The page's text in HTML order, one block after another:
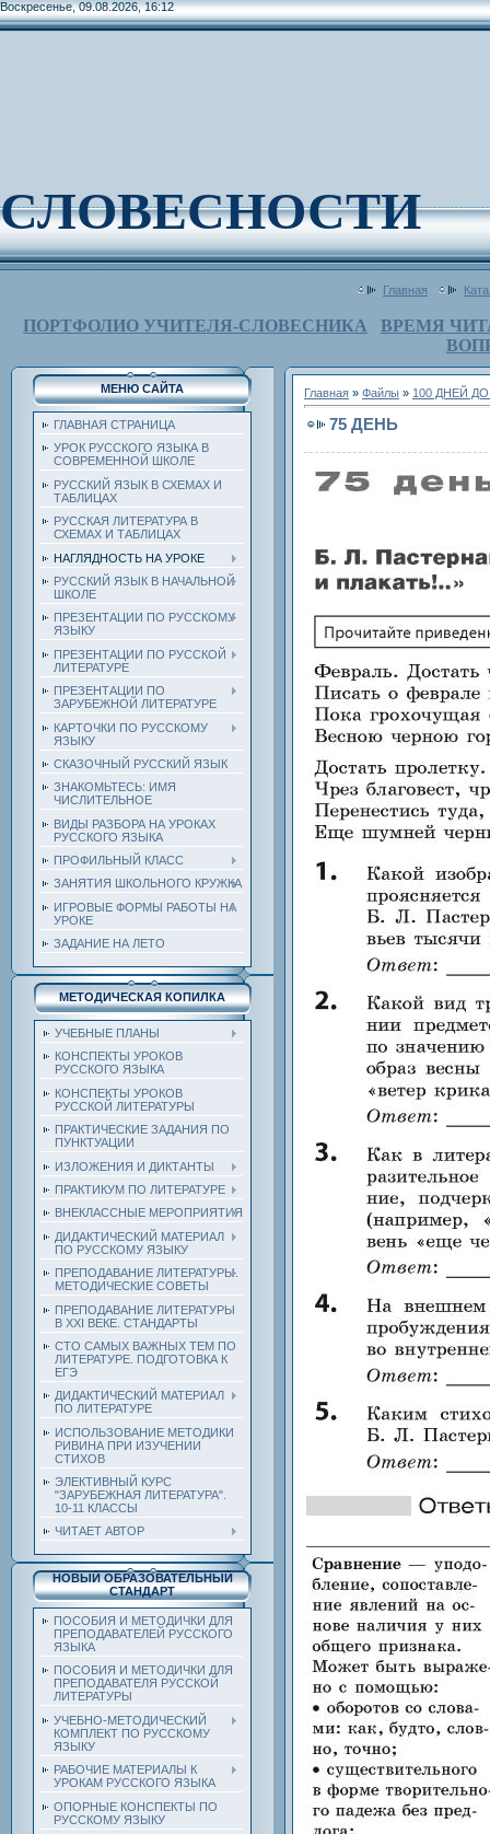
Воскресенье, 09.08.2026, 16:12
СЛОВЕСНОСТИ
Главная
ПОРТФОЛИО УЧИТЕЛЯ-СЛОВЕСНИКА
ВРЕМЯ
МЕНЮ САЙТА
ГЛАВНАЯ СТРАНИЦА
УРОК РУССКОГО ЯЗЫКА В
СОВРЕМЕННОЙ ШКОЛЕ
РУССКИЙ ЯЗЫК В СХЕМАХ И
ТАБЛИЦАХ
РУССКАЯ ЛИТЕРАТУРА В
СХЕМАХ И ТАБЛИЦАХ
НАГЛЯДНОСТЬ НА УРОКЕ
РУССКИЙ ЯЗЫК В НАЧАЛЬНОЙ
ШКОЛЕ
ПРЕЗЕНТАЦИИ ПО РУССКОМУ
ЯЗЫКУ
ПРЕЗЕНТАЦИИ ПО РУССКОЙ
ЛИТЕРАТУРЕ
ПРЕЗЕНТАЦИИ ПО
ЗАРУБЕЖНОЙ ЛИТЕРАТУРЕ
КАРТОЧКИ ПО РУССКОМУ
ЯЗЫКУ
СКАЗОЧНЫЙ РУССКИЙ ЯЗЫК
ЗНАКОМЬТЕСЬ: ИМЯ
ЧИСЛИТЕЛЬНОЕ
ВИДЫ РАЗБОРА НА УРОКАХ
РУССКОГО ЯЗЫКА
ПРОФИЛЬНЫЙ КЛАСС
ЗАНЯТИЯ ШКОЛЬНОГО КРУЖКА
ИГРОВЫЕ ФОРМЫ РАБОТЫ НА
УРОКЕ
ЗАДАНИЕ НА ЛЕТО
МЕТОДИЧЕСКАЯ КОПИЛКА
УЧЕБНЫЕ ПЛАНЫ
КОНСПЕКТЫ УРОКОВ
РУССКОГО ЯЗЫКА
КОНСПЕКТЫ УРОКОВ
РУССКОЙ ЛИТЕРАТУРЫ
ПРАКТИЧЕСКИЕ ЗАДАНИЯ ПО
ПУНКТУАЦИИ
ИЗЛОЖЕНИЯ И ДИКТАНТЫ
ПРАКТИКУМ ПО ЛИТЕРАТУРЕ
ВНЕКЛАССНЫЕ МЕРОПРИЯТИЯ
ДИДАКТИЧЕСКИЙ МАТЕРИАЛ
ПО РУССКОМУ ЯЗЫКУ
ПРЕПОДАВАНИЕ ЛИТЕРАТУРЫ.
МЕТОДИЧЕСКИЕ СОВЕТЫ
ПРЕПОДАВАНИЕ ЛИТЕРАТУРЫ
В XXI ВЕКЕ. СТАНДАРТЫ
СТО САМЫХ ВАЖНЫХ ТЕМ ПО
ЛИТЕРАТУРЕ. ПОДГОТОВКА К
ЕГЭ
ДИДАКТИЧЕСКИЙ МАТЕРИАЛ
ПО ЛИТЕРАТУРЕ
ИСПОЛЬЗОВАНИЕ МЕТОДИКИ
РИВИНА ПРИ ИЗУЧЕНИИ
СТИХОВ
ЭЛЕКТИВНЫЙ КУРС
"ЗАРУБЕЖНАЯ ЛИТЕРАТУРА".
10-11 КЛАССЫ
ЧИТАЕТ АВТОР
НОВЫЙ ОБРАЗОВАТЕЛЬНЫЙ
СТАНДАРТ
ПОСОБИЯ И МЕТОДИЧКИ ДЛЯ
ПРЕПОДАВАТЕЛЕЙ РУССКОГО
ЯЗЫКА
ПОСОБИЯ И МЕТОДИЧКИ ДЛЯ
ПРЕПОДАВАТЕЛЯ РУССКОЙ
ЛИТЕРАТУРЫ
УЧЕБНО-МЕТОДИЧЕСКИЙ
КОМПЛЕКТ ПО РУССКОМУ
ЯЗЫКУ
РАБОЧИЕ МАТЕРИАЛЫ К
УРОКАМ РУССКОГО ЯЗЫКА
ОПОРНЫЕ КОНСПЕКТЫ ПО
РУССКОМУ ЯЗЫКУ
Главная » Файлы » 100 ДНЕЙ
75 ДЕНЬ